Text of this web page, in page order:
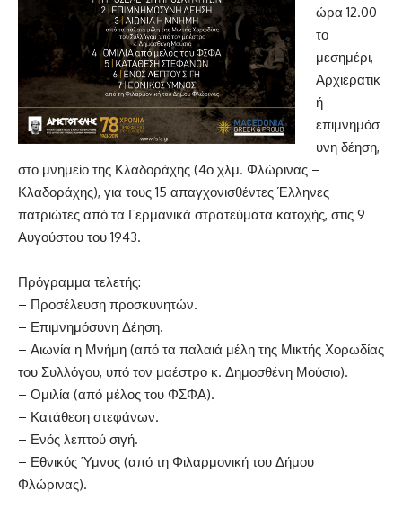
ώρα 12.00
το
μεσημέρι,
Αρχιερατικ
ή
επιμνημόσ
υνη δέηση,
στο μνημείο της Κλαδοράχης (4ο χλμ. Φλώρινας –
Κλαδοράχης), για τους 15 απαγχονισθέντες Έλληνες
πατριώτες από τα Γερμανικά στρατεύματα κατοχής, στις 9
Αυγούστου του 1943.
Πρόγραμμα τελετής:
– Προσέλευση προσκυνητών.
– Επιμνημόσυνη Δέηση.
– Αιωνία η Μνήμη (από τα παλαιά μέλη της Μικτής Χορωδίας
του Συλλόγου, υπό τον μαέστρο κ. Δημοσθένη Μούσιο).
– Ομιλία (από μέλος του ΦΣΦΑ).
– Κατάθεση στεφάνων.
– Ενός λεπτού σιγή.
– Εθνικός Ύμνος (από τη Φιλαρμονική του Δήμου
Φλώρινας).